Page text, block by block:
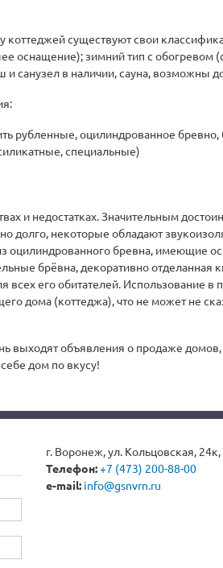
существуют свои
оснащение); зимний тип с
и санузел в наличии, сауна,
рубленные, оцилиндрованное бревно,
специальные)
и недостатках. Значительным
долго, некоторые обладают
оцилиндрованного бревна,
брёвна, декоративно
всех его обитателей. Использование
дома (коттеджа), что не может не
выходят объявления о продаже
дом по вкусу!
г. Воронеж, ул. Кольцовская,
Телефон:+7 (473) 200-88-00
e-mail: info@gsnvrn.ru